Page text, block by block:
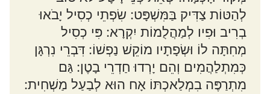
לְהַטּוֹת צַדִּיק בַּמִּשְׁפָּט: שִׂפְתֵי כְסִיל יָבֹאוּ
בְרִיב וּפִיו לְמַהֲלֻמוֹת יִקְרָא: פִּי כְסִיל
מְחִתָּה לוֹ וּשְׂפָתָיו מוֹקֵשׁ נַפְשׁוֹ: דִּבְרֵי נִרְגָּן
כְּמִתְלַהֲמִים וְהֵם יָרְדוּ חַדְרֵי בָטֶן: גַּם
מִתְרַפֶּה בִמְלַאכְתּוֹ אָח הוּא לְבַעַל מַשְׁחִית: